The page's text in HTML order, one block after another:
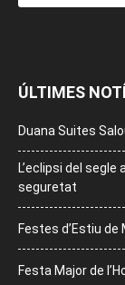
ÚLTIMES
Duana Suites
L’eclipsi del
seguretat
Festes d’Estiu de
Festa Major de